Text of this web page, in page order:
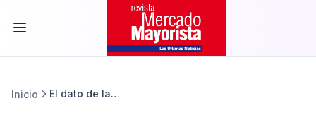
Inicio El dato de la semana